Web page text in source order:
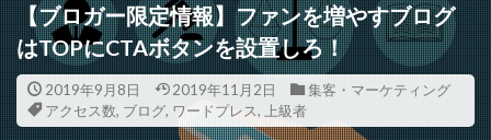
【ブロガー限定情報】ファンを増やすブログ
はTOPにCTAボタンを設置しろ！
2019年9月8日 2019年11月2日
集客・マーケティング
アクセス数, ブログ, ワードプレス, 上級者
ブログ
マーケティング
ライティング
リアルな人材
ワードプレス
ワードプレス中級者
上級者
中級者
初心者
副業 単語集